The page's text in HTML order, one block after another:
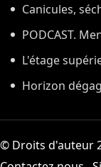
plusCanicules,
nous avions
PODCAST.
effets
étoiles : ça dit
L'étage
sur la Lune,
Horizon
© Droits d'auteur